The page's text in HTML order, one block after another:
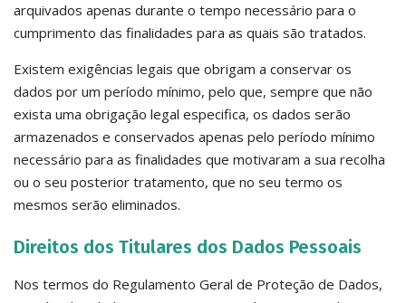
arquivados apenas durante o tempo necessário para o
cumprimento das finalidades para as quais são tratados.
Existem exigências legais que obrigam a conservar os
dados por um período mínimo, pelo que, sempre que não
exista uma obrigação legal especifica, os dados serão
armazenados e conservados apenas pelo período mínimo
necessário para as finalidades que motivaram a sua recolha
ou o seu posterior tratamento, que no seu termo os
mesmos serão eliminados.
Direitos dos Titulares dos Dados Pessoais
Nos termos do Regulamento Geral de Proteção de Dados,